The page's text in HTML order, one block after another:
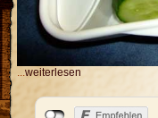
...weiterlesen